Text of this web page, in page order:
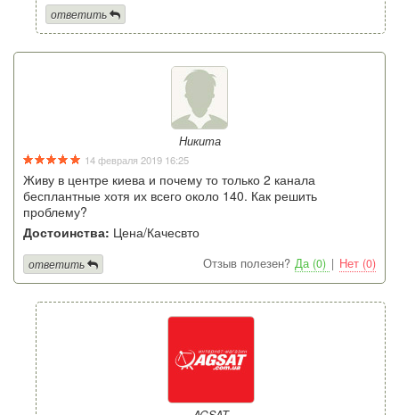
ответить
Никита
14 февраля 2019 16:25
Живу в центре киева и почему то только 2 канала
бесплантные хотя их всего около 140. Как решить
проблему?
Достоинства: Цена/Качесвто
Отзыв полезен? Да (0) | Нет (0)
ответить